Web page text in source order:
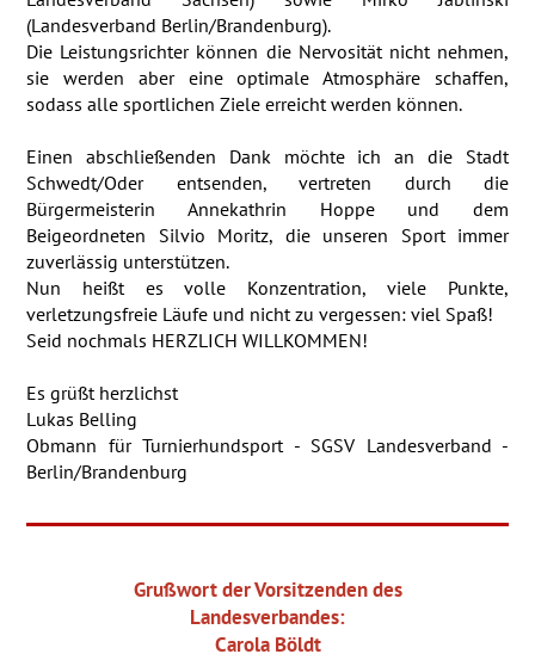
(Landesverband Berlin/Brandenburg).
Die Leistungsrichter können die Nervosität nicht nehmen,
sie werden aber eine optimaleAtmosphäre schaffen,
sodass alle sportlichen Ziele erreicht werden können.
Einen abschließenden Dank möchte ich an die Stadt
Schwedt/Oder entsenden, vertreten durch die
Bürgermeisterin Annekathrin Hoppe und dem
Beigeordneten Silvio Moritz, die unseren Sport immer
zuverlässig unterstützen.
Nun heißt es volle Konzentration, viele Punkte,
verletzungsfreie Läufe und nicht zu vergessen: viel Spaß!
Seid nochmals HERZLICH WILLKOMMEN!
Es grüßt herzlichst
Lukas Belling
Obmann für Turnierhundsport - SGSV Landesverband -
Berlin/Brandenburg
Grußwort der Vorsitzenden des
Landesverbandes:
Carola Böldt